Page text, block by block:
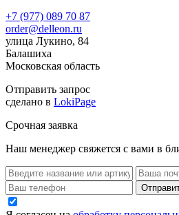
+7 (977) 089 70 87
order@delleon.ru
улица Лукино, 84
Балашиха
Московская область
Отправить запрос
сделано в LokiPage
Срочная заявка
Наш менеджер свяжется с вами в